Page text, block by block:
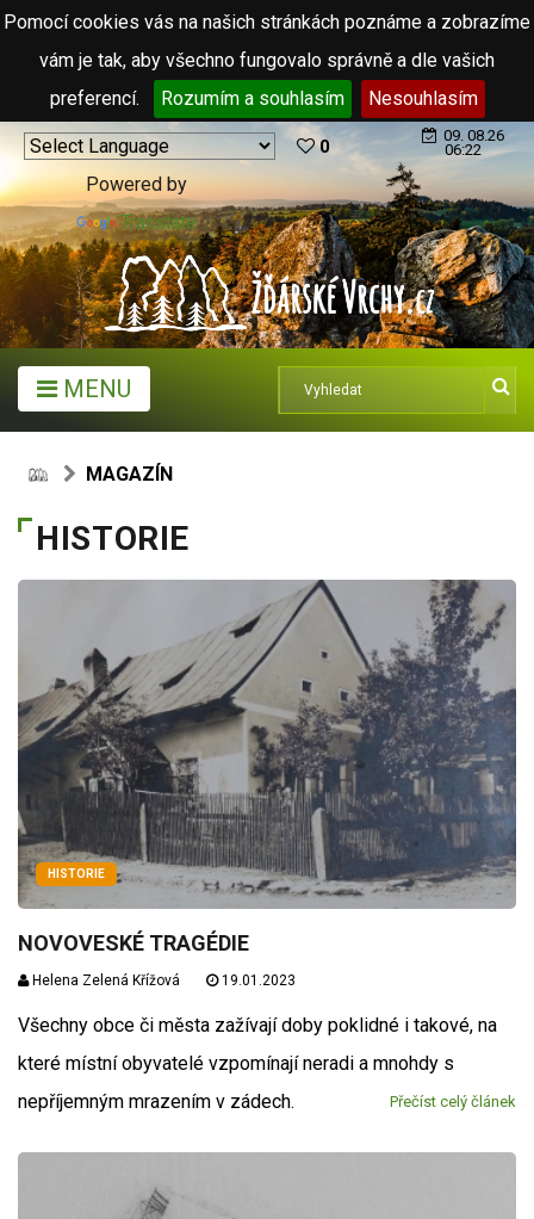
Pomocí cookies vás na našich stránkách poznáme a zobrazíme
vám je tak, aby všechno fungovalo správně a dle vašich
preferencí.
Rozumím a souhlasím Nesouhlasím
Powered by
Translate
0
09. 08.26
06:22
MENU
MAGAZÍN
HISTORIE
HISTORIE
NOVOVESKÉ TRAGÉDIE
Helena Zelená Křížová 19.01.2023
Všechny obce či města zažívají doby poklidné i takové, na
které místní obyvatelé vzpomínají neradi a mnohdy s
nepříjemným mrazením v zádech.
Přečíst celý článek